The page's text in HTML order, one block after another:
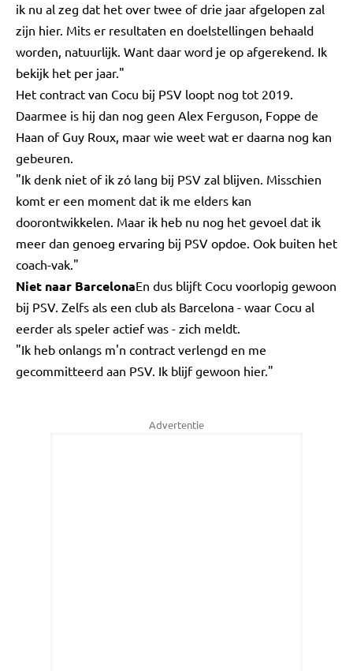
ik nu al zeg dat het over twee of drie jaar afgelopen zal
zijn hier. Mits er resultaten en doelstellingen behaald
worden, natuurlijk. Want daar word je op afgerekend. Ik
bekijk het per jaar."
Het contract van Cocu bij PSV loopt nog tot 2019.
Daarmee is hij dan nog geen Alex Ferguson, Foppe de
Haan of Guy Roux, maar wie weet wat er daarna nog kan
gebeuren.
"Ik denk niet of ik zó lang bij PSV zal blijven. Misschien
komt er een moment dat ik me elders kan
doorontwikkelen. Maar ik heb nu nog het gevoel dat ik
meer dan genoeg ervaring bij PSV opdoe. Ook buiten het
coach-vak."
Niet naar BarcelonaEn dus blijft Cocu voorlopig gewoon
bij PSV. Zelfs als een club als Barcelona - waar Cocu al
eerder als speler actief was - zich meldt.
"Ik heb onlangs m'n contract verlengd en me
gecommitteerd aan PSV. Ik blijf gewoon hier."
Advertentie